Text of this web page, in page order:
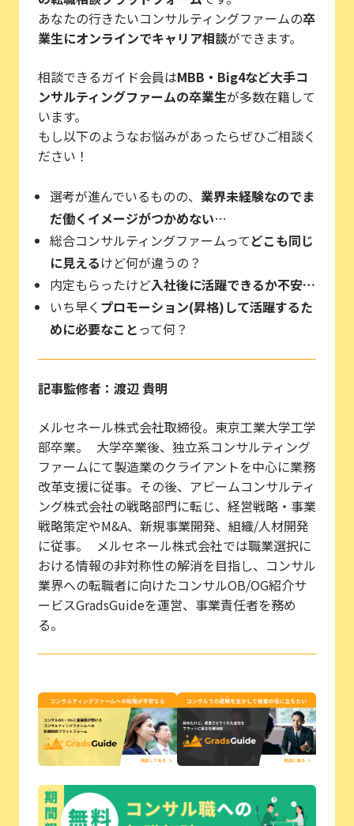
あなたの行きたいコンサルティングファームの卒
業生にオンラインでキャリア相談ができます。
相談できるガイド会員はMBB・Big4など大手コ
ンサルティングファームの卒業生が多数在籍して
います。
もし以下のようなお悩みがあったらぜひご相談く
ださい！
選考が進んでいるものの、 業界未経験なのでま
だ働くイメージがつかめない…
総合コンサルティングファームってどこも同じ
に見えるけど何が違うの？
内定もらったけど入社後に活躍できるか不安…
いち早く プロモーション(昇格)して活躍するた
めに必要なことって何？
記事監修者：渡辺 貴明
メルセネール株式会社取締役。東京工業大学工学
部卒業。 大学卒業後、独立系コンサルティング
ファームにて製造業のクライアントを中心に業務
改革支援に従事。その後、アビームコンサルティ
ング株式会社の戦略部門に転じ、経営戦略・事業
戦略策定やM&A、新規事業開発、組織/人材開発
に従事。 メルセネール株式会社では職業選択に
おける情報の非対称性の解消を目指し、コンサル
業界への転職者に向けたコンサルOB/OG紹介サ
ービスGradsGuideを運営、事業責任者を務め
る。